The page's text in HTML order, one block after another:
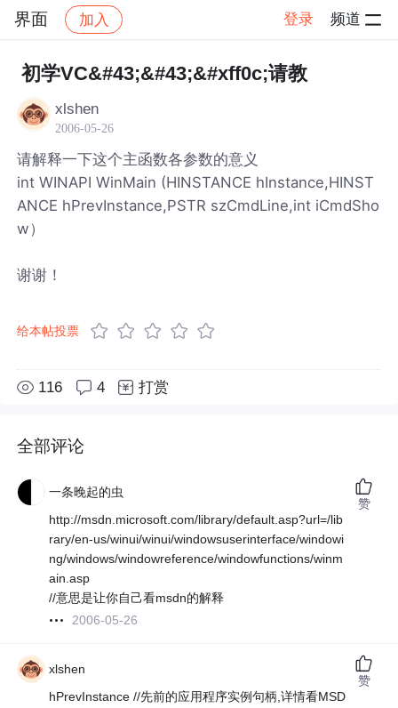
界面 加入 登录 频道
社区 界面
初学VC&#43;&#43;&#xff0c;请教
xlshen
2006-05-26
请解释一下这个主函数各参数的意义
int WINAPI WinMain (HINSTANCE hInstance,HINST
ANCE hPrevInstance,PSTR szCmdLine,int iCmdSho
w）
谢谢！
给本帖投票
116 4 打赏
全部评论
一条晚起的虫
http://msdn.microsoft.com/library/default.asp?url=/lib
rary/en-us/winui/winui/windowsuserinterface/windowi
ng/windows/windowreference/windowfunctions/winm
ain.asp
//意思是让你自己看msdn的解释
2006-05-26
赞
xlshen
hPrevInstance //先前的应用程序实例句柄,详情看MSD
赞